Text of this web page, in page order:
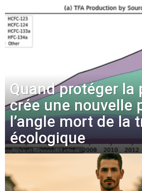
Quand protéger la
crée une nouvelle
l’angle mort de la
écologique